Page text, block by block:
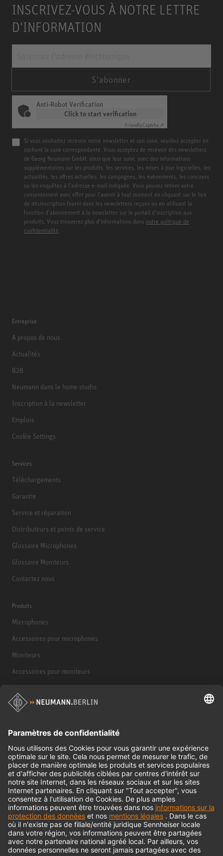
INSCRIVEZ-VOUS À NOTRE LETTRE
D'INFORMATION
S'abonner
Anti-Robot Verification
Click to start verification
FriendlyCaptcha ⇗
Si vous souhaitez recevoir notre newsletter et son suivi, veuillez accepter en
cochant la case correspondante. Vous acceptez de recevoir des newsletters
de Georg Neumann GmbH, ainsi que leur suivi, avec des informations
supplémentaires sur les produits, les services, les mises à jour logicielles, les
actualités, les offres actuelles, les campagnes, les événements, les concours
ou les enquêtes à l’adresse e-mail indiquée. Vous pouvez retirer votre
consentement avec effet pour l’avenir à tout moment en cliquant sur le lien
de désinscription fourni dans les newsletters reçues ou en utilisant la
fonction d’abonnement à la newsletter sur le portail d’inscription aux
produits. Vous trouverez plus d’informations dans notre politique de
confidentialité.
Entreprise
A propos de nous
Actualités
B2B
Neumann dans le home studio
Inscription à la newsletter
Emplois
Cookie Settings
Services
Téléchargements
Garantie
Service et réparation
Distributeurs et points de service
Glossaire Microphones
Glossaire Moniteurs
Contactez nous
Produits
Microphones
Accessoires pour microphones
Moniteurs
Accessoires pour moniteurs
Produits historiques
© 2018 - 2026Georg Neumann GmbH